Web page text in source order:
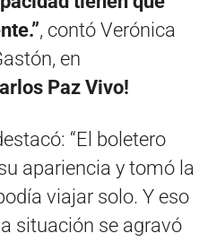
, contó Verónica
en
Paz Vivo!
“El boletero
apariencia y tomó la
viajar solo. Y eso
situación se agravó